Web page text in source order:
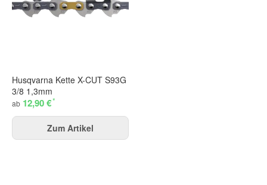
Husqvarna Kette X-CUT S93G
3/8 1,3mm
ab 12,90 €*
Zum Artikel